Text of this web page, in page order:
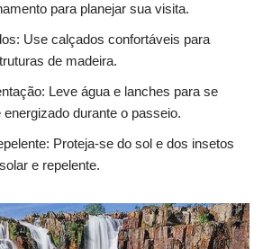
para planejar sua visita.
Use calçados confortáveis para
de madeira.
Leve água e lanches para se
durante o passeio.
Proteja-se do sol e dos insetos
e repelente.